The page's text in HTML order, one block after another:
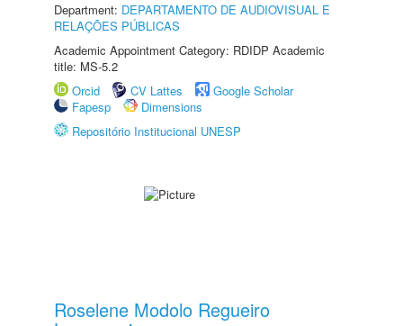
Department: DEPARTAMENTO DE AUDIOVISUAL E
RELAÇÕES PÚBLICAS
Academic Appointment Category: RDIDP Academic
title: MS-5.2
Orcid
CV Lattes
Google Scholar
Fapesp
Dimensions
Repositório Institucional UNESP
Roselene Modolo Regueiro